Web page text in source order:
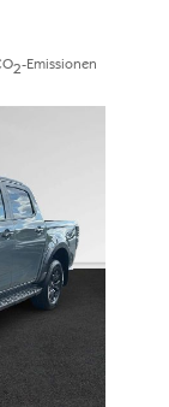
2-Emissionen